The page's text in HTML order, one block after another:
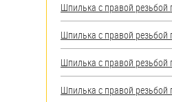
Шпилька с правой резьбой
Шпилька с правой резьбой
Шпилька с правой резьбой
Шпилька с правой резьбой